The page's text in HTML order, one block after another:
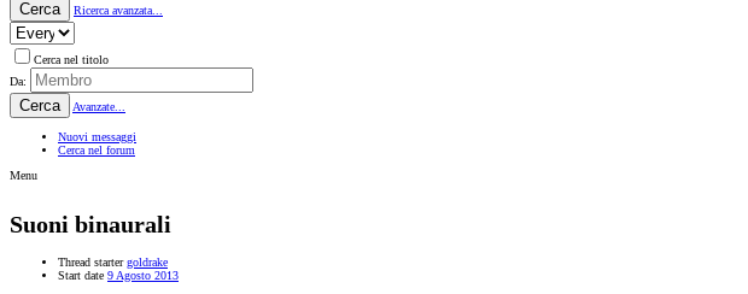
Cerca Ricerca avanzata...
Cerca nel titolo
Da:
Cerca Avanzate...
Nuovi messaggi
Cerca nel forum
Menu
Suoni binaurali
Thread starter goldrake
Start date 9 Agosto 2013